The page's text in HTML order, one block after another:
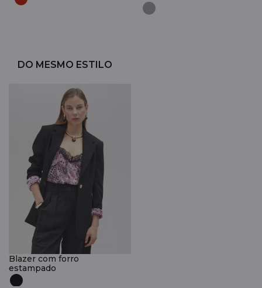
DO MESMO ESTILO
Blazer com forro
estampado